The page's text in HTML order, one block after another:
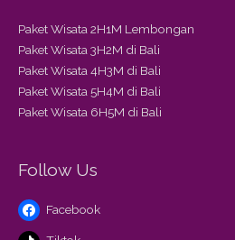
Paket Wisata 2H1M Lembongan
Paket Wisata 3H2M di Bali
Paket Wisata 4H3M di Bali
Paket Wisata 5H4M di Bali
Paket Wisata 6H5M di Bali
Follow Us
Facebook